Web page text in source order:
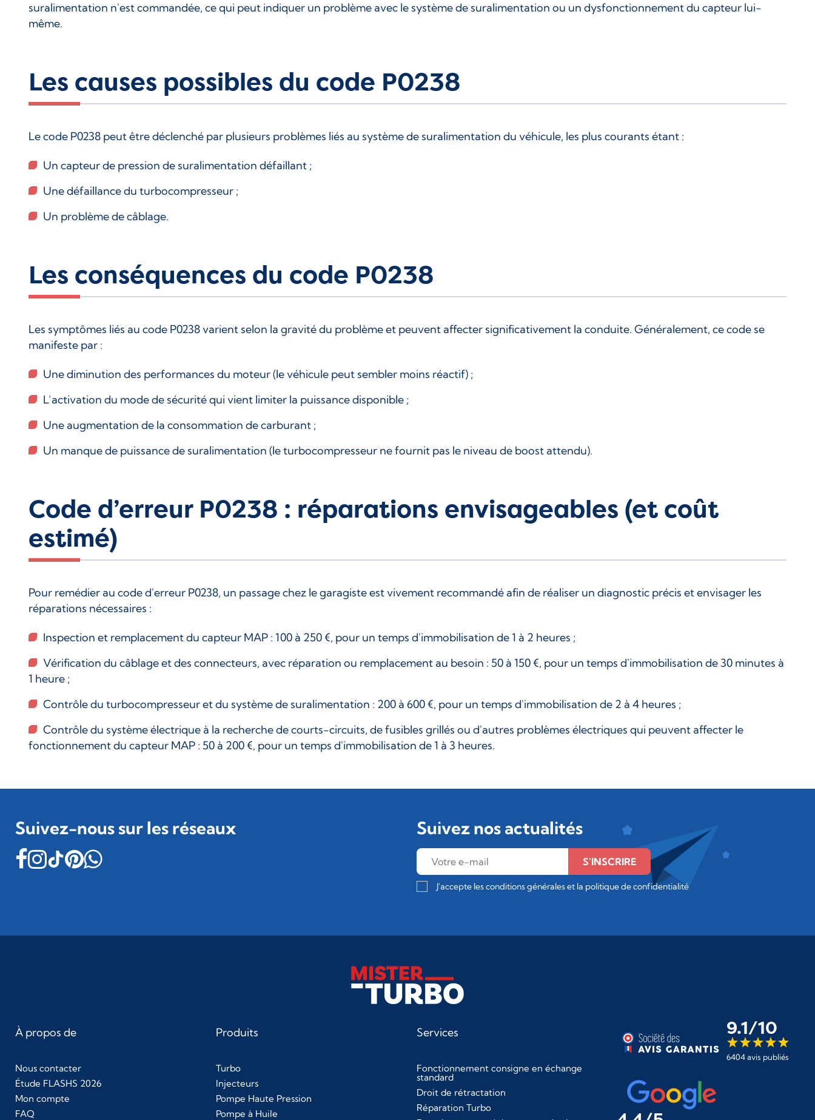
suralimentation n'est commandée, ce qui peut indiquer un problème avec le système de suralimentation ou un dysfonctionnement du capteur lui-
même.
Les causes possibles du code P0238
Le code P0238 peut être déclenché par plusieurs problèmes liés au système de suralimentation du véhicule, les plus courants étant :
Un capteur de pression de suralimentation défaillant ;
Une défaillance du turbocompresseur ;
Un problème de câblage.
Les conséquences du code P0238
Les symptômes liés au code P0238 varient selon la gravité du problème et peuvent affecter significativement la conduite. Généralement, ce code se
manifeste par :
Une diminution des performances du moteur (le véhicule peut sembler moins réactif) ;
L’activation du mode de sécurité qui vient limiter la puissance disponible ;
Une augmentation de la consommation de carburant ;
Un manque de puissance de suralimentation (le turbocompresseur ne fournit pas le niveau de boost attendu).
Code d’erreur P0238 : réparations envisageables (et coût
estimé)
Pour remédier au code d'erreur P0238, un passage chez le garagiste est vivement recommandé afin de réaliser un diagnostic précis et envisager les
réparations nécessaires :
Inspection et remplacement du capteur MAP : 100 à 250 €, pour un temps d'immobilisation de 1 à 2 heures ;
Vérification du câblage et des connecteurs, avec réparation ou remplacement au besoin : 50 à 150 €, pour un temps d'immobilisation de 30 minutes à
1 heure ;
Contrôle du turbocompresseur et du système de suralimentation : 200 à 600 €, pour un temps d'immobilisation de 2 à 4 heures ;
Contrôle du système électrique à la recherche de courts-circuits, de fusibles grillés ou d'autres problèmes électriques qui peuvent affecter le
fonctionnement du capteur MAP : 50 à 200 €, pour un temps d'immobilisation de 1 à 3 heures.
Suivez-nous sur les réseaux Suivez nos actualités
S'INSCRIRE
J'accepte les conditions générales et la politique de confidentialité
À propos de
Nous contacter
Étude FLASHS 2026
Mon compte
FAQ
Produits
Turbo
Injecteurs
Pompe Haute Pression
Pompe à Huile
Services
Fonctionnement consigne en échange
standard
Droit de rétractation
Réparation Turbo
9.1/10
6404 avis publiés